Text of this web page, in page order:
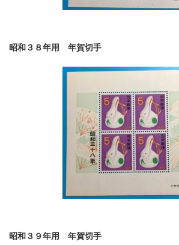
昭和３８年用 年賀切手
昭和３９年用 年賀切手